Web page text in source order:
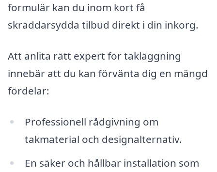
formulär kan du inom kort få
skräddarsydda tilbud direkt i din inkorg.
Att anlita rätt expert för takläggning
innebär att du kan förvänta dig en mängd
fördelar:
Professionell rådgivning om
takmaterial och designalternativ.
En säker och hållbar installation som